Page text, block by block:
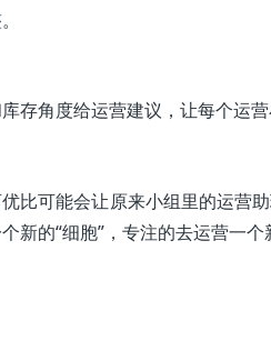
存角度给运营建议，让每个运
比可能会让原来小组里的运营
新的“细胞”，专注的去运营一个